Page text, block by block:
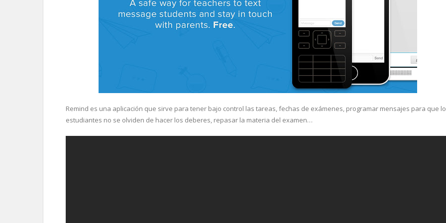
Remind es una aplicación que sirve para tener bajo control las tareas, fechas de exámenes, programar mensajes para que
estudiantes no se olviden de hacer los deberes, repasar la materia del examen…